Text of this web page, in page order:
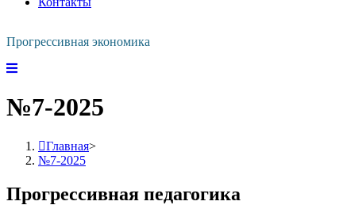
Прогрессивная экономика
№7-2025
Главная>
№7-2025
Прогрессивная педагогика